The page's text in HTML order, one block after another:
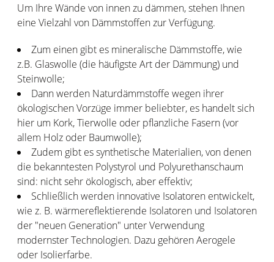
Um Ihre Wände von innen zu dämmen, stehen Ihnen
eine Vielzahl von Dämmstoffen zur Verfügung.
Zum einen gibt es mineralische Dämmstoffe, wie
z.B. Glaswolle (die häufigste Art der Dämmung) und
Steinwolle;
Dann werden Naturdämmstoffe wegen ihrer
ökologischen Vorzüge immer beliebter, es handelt sich
hier um Kork, Tierwolle oder pflanzliche Fasern (vor
allem Holz oder Baumwolle);
Zudem gibt es synthetische Materialien, von denen
die bekanntesten Polystyrol und Polyurethanschaum
sind: nicht sehr ökologisch, aber effektiv;
Schließlich werden innovative Isolatoren entwickelt,
wie z. B. wärmereflektierende Isolatoren und Isolatoren
der "neuen Generation" unter Verwendung
modernster Technologien. Dazu gehören Aerogele
oder Isolierfarbe.